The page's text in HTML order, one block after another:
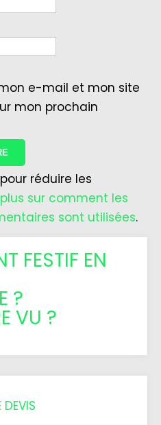
e-mail et mon site
mon prochain
réduire les
sur comment les
sont utilisées.
FESTIF EN
?
VU ?
DEVIS